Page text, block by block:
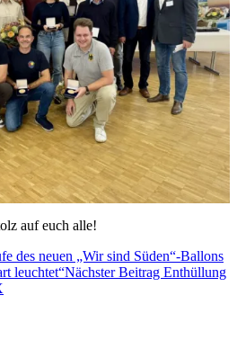
auf euch alle!
des neuen „Wir sind Süden“-Ballons
leuchtet“Nächster Beitrag Enthüllung